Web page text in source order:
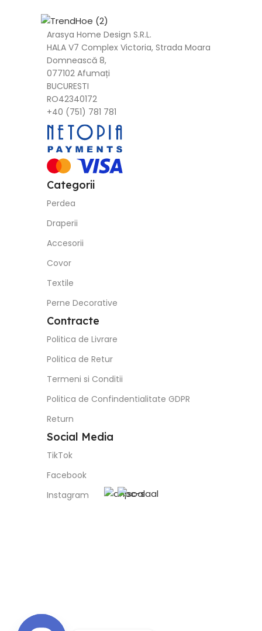
Arasya Home Design S.R.L.
HALA V7 Complex Victoria, Strada Moara
Domnească 8,
077102 Afumați
BUCURESTI
RO42340172
+40 (751) 781 781
Categorii
Perdea
Draperii
Accesorii
Covor
Textile
Perne Decorative
Contracte
Politica de Livrare
Politica de Retur
Termeni si Conditii
Politica de Confindentialitate GDPR
Return
Social Media
TikTok
Facebook
Instagram